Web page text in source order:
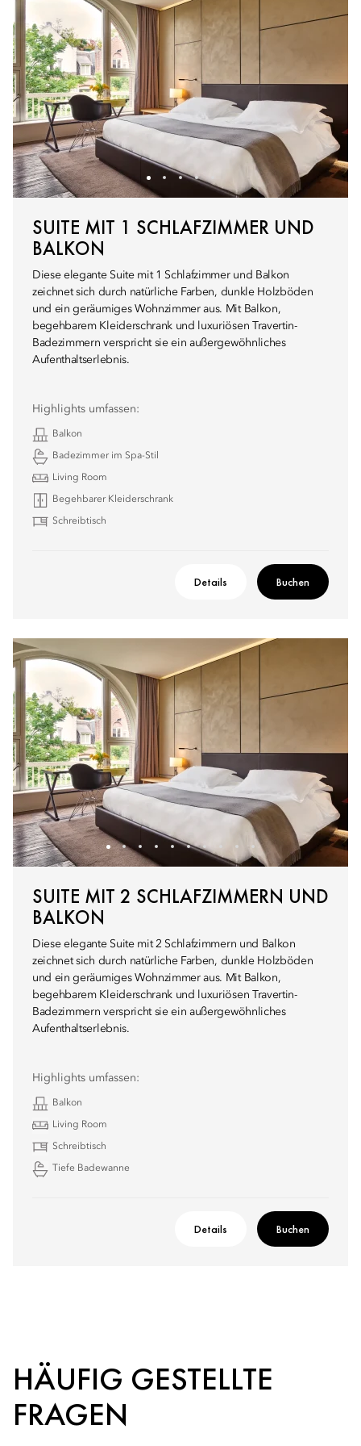
SUITE MIT 1 SCHLAFZIMMER UND
BALKON
Diese elegante Suite mit 1 Schlafzimmer und Balkon
zeichnet sich durch natürliche Farben, dunkle Holzböden
und ein geräumiges Wohnzimmer aus. Mit Balkon,
begehbarem Kleiderschrank und luxuriösen Travertin-
Badezimmern verspricht sie ein außergewöhnliches
Aufenthaltserlebnis.
Highlights umfassen:
Balkon
Badezimmer im Spa-Stil
Living Room
Begehbarer Kleiderschrank
Schreibtisch
Details Buchen
SUITE MIT 2 SCHLAFZIMMERN UND
BALKON
Diese elegante Suite mit 2 Schlafzimmern und Balkon
zeichnet sich durch natürliche Farben, dunkle Holzböden
und ein geräumiges Wohnzimmer aus. Mit Balkon,
begehbarem Kleiderschrank und luxuriösen Travertin-
Badezimmern verspricht sie ein außergewöhnliches
Aufenthaltserlebnis.
Highlights umfassen:
Balkon
Living Room
Schreibtisch
Tiefe Badewanne
Details Buchen
HÄUFIG GESTELLTE
FRAGEN